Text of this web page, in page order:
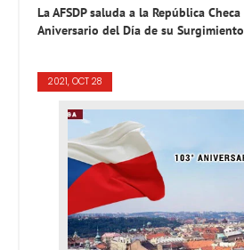
La AFSDP saluda a la República
Aniversario del Día de su
2021, OCT 28